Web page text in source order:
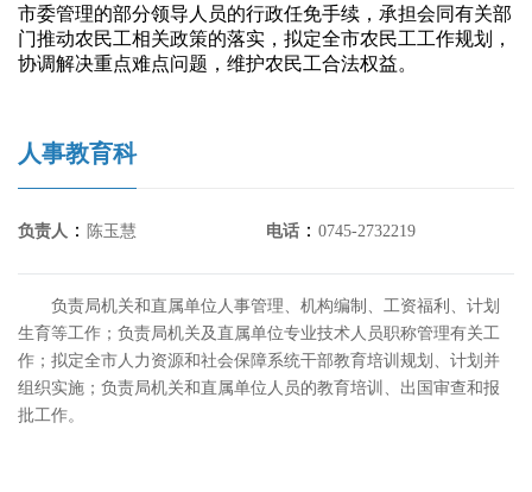
市委管理的部分领导人员的行政任免手续，承担会同有关部
门推动农民工相关政策的落实，拟定全市农民工工作规划，
协调解决重点难点问题，维护农民工合法权益。
人事教育科
负责人 ： 陈玉慧 电话 ： 0745-2732219
负责局机关和直属单位人事管理、机构编制、工资福利、计划
生育等工作；负责局机关及直属单位专业技术人员职称管理有关工
作；拟定全市人力资源和社会保障系统干部教育培训规划、计划并
组织实施；负责局机关和直属单位人员的教育培训、出国审查和报
批工作。